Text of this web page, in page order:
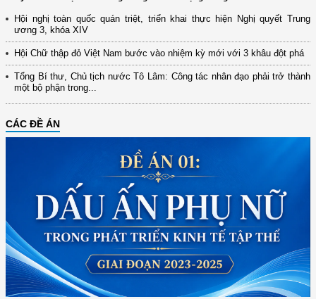
Hội nghị toàn quốc quán triệt, triển khai thực hiện Nghị quyết Trung
ương 3, khóa XIV
Hội Chữ thập đỏ Việt Nam bước vào nhiệm kỳ mới với 3 khâu đột phá
Tổng Bí thư, Chủ tịch nước Tô Lâm: Công tác nhân đạo phải trở thành
một bộ phận trong...
CÁC ĐỀ ÁN